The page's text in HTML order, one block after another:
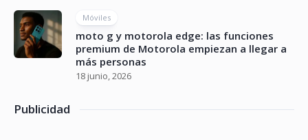
Móviles
moto g y motorola edge: las funciones
premium de Motorola empiezan a llegar a
más personas
18 junio, 2026
Publicidad